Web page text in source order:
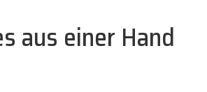
aus einer Hand